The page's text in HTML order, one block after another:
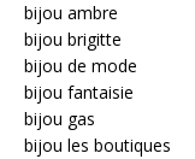
bijou ambre
bijou brigitte
bijou de mode
bijou fantaisie
bijou gas
bijou les boutiques